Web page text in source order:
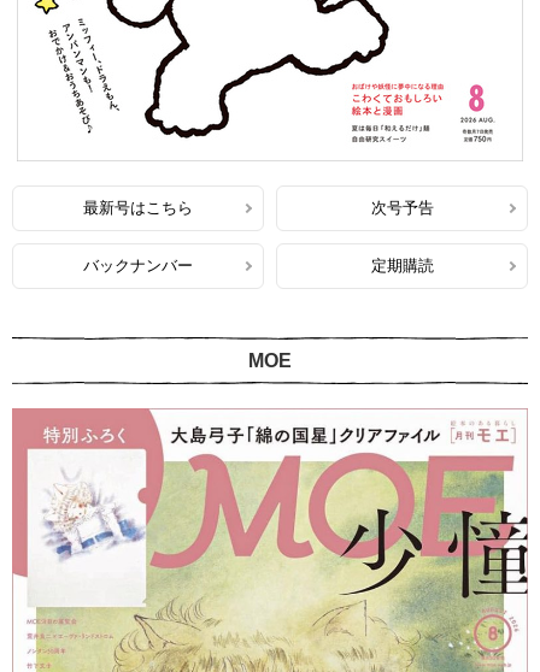
最新号はこちら 次号予告
バックナンバー 定期購読
MOE